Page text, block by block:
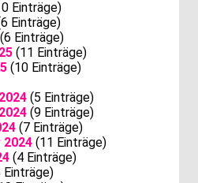
Einträge)
Einträge)
(6 Einträge)
(11 Einträge)
(10 Einträge)
(5 Einträge)
(9 Einträge)
(7 Einträge)
2024 (11 Einträge)
(4 Einträge)
Einträge)